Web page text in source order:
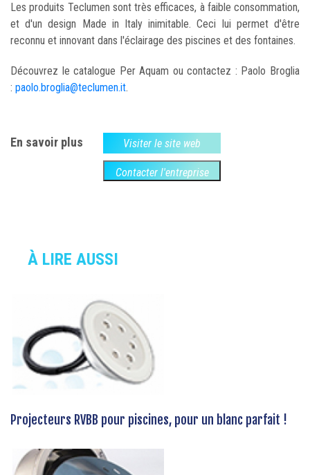
Les produits Teclumen sont très efficaces, à faible consommation,
et d'un design Made in Italy inimitable. Ceci lui permet d'être
reconnu et innovant dans l'éclairage des piscines et des fontaines.
Découvrez le catalogue Per Aquam ou contactez : Paolo Broglia
: paolo.broglia@teclumen.it.
En savoir plus Visiter le site web
Contacter l'entreprise
À LIRE AUSSI
Projecteurs RVBB pour piscines, pour un blanc parfait !